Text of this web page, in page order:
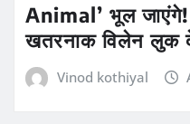
Animal’ भूल जाएंगे!
खतरनाक विलेन लुक
Vinod kothiyal